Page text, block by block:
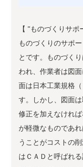
【 "ものづくりサポ
ものづくりのサポ
とです。ものづく
われ、作業者は図
面は日本工業規格
す。しかし、図面
修正を加えなけれ
が軽微なものであ
うことがコストの
はＣＡＤと呼ばれ